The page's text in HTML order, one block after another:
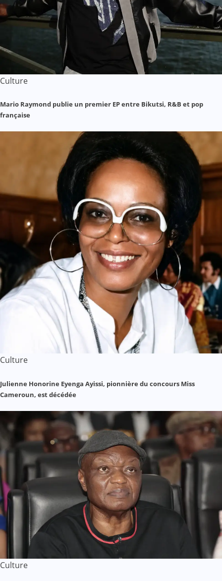
Culture
Mario Raymond publie un premier EP entre Bikutsi, R&B et pop
française
Culture
Julienne Honorine Eyenga Ayissi, pionnière du concours Miss
Cameroun, est décédée
Culture